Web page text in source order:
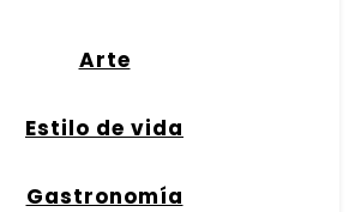
Arte
Estilo de vida
Gastronomía